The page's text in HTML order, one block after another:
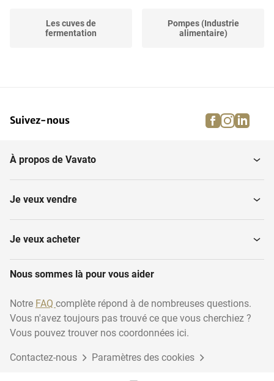
Les cuves de
fermentation
Pompes (Industrie
alimentaire)
Courroies d'alimentation
Commandes principales
Equipement d'hygiène,
autres
Eviers en acier inoxydable
Réservoirs de stockage
(Industrie...
Suivez-nous facebook
À propos de Vavato
Je veux vendre
Je veux acheter
Nous sommes là pour vous aider
Notre FAQ complète répond à de nombreuses questions.
Vous n'avez toujours pas trouvé ce que vous cherchiez ?
Vous pouvez trouver nos coordonnées ici.
Contactez-nous Paramètres des cookies